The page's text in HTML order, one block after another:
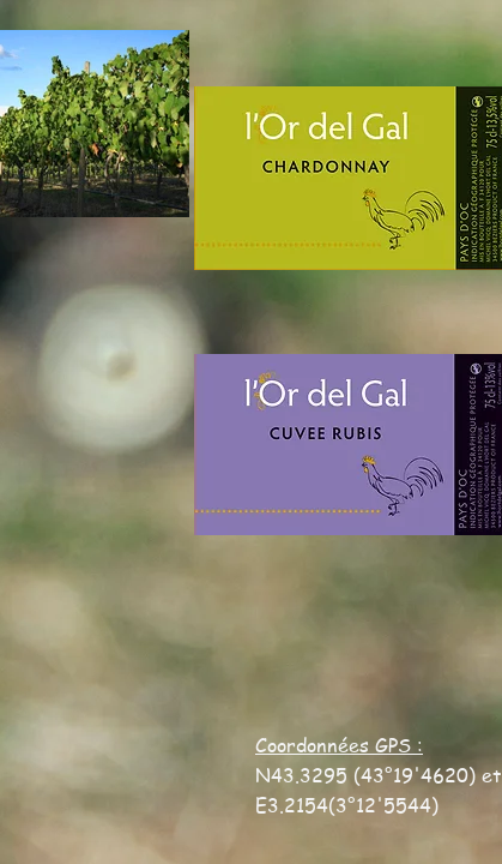
Coordonnées GPS :
N43.3295 (43°19'4620) et
E3.2154(3°12'5544)